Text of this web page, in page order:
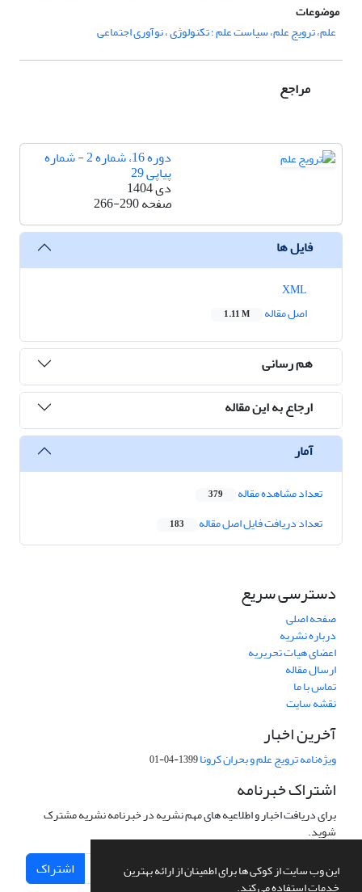
این وب سایت از کوکی ها برای اطمینان از ارائه بهترین
خدمات استفاده می کند.
موضوعات
علم، ترویج علم، سیاست علم ؛ تکنولوژی ، نوآوری اجتماعی
مراجع
دوره 16، شماره 2 - شماره
پیاپی 29
دی 1404
صفحه266-290
فایل ها
اصل مقاله
1.11 M
هم رسانی
ارجاع به این مقاله
آمار
تعداد مشاهده مقاله 379
تعداد دریافت فایل اصل مقاله 183
دسترسی سریع
صفحه اصلی
درباره نشریه
اعضای هیات تحریریه
ارسال مقاله
تماس با ما
نقشه سایت
آخرین اخبار
ویژه‌نامه ترویج علم و بحران کرونا1399-04-01
اشتراک خبرنامه
برای دریافت اخبار و اطلاعیه های مهم نشریه در خبرنامه نشریه مشترک
شوید.
اشتراک